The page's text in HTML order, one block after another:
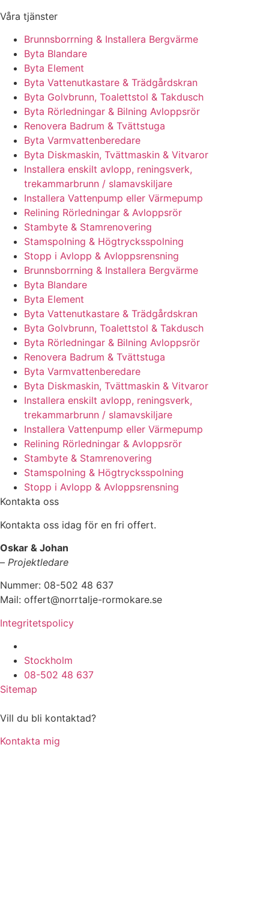
Våra tjänster
Brunnsborrning & Installera Bergvärme
Byta Blandare
Byta Element
Byta Vattenutkastare & Trädgårdskran
Byta Golvbrunn, Toalettstol & Takdusch
Byta Rörledningar & Bilning Avloppsrör
Renovera Badrum & Tvättstuga
Byta Varmvattenberedare
Byta Diskmaskin, Tvättmaskin & Vitvaror
Installera enskilt avlopp, reningsverk,
trekammarbrunn / slamavskiljare
Installera Vattenpump eller Värmepump
Relining Rörledningar & Avloppsrör
Stambyte & Stamrenovering
Stamspolning & Högtrycksspolning
Stopp i Avlopp & Avloppsrensning
Brunnsborrning & Installera Bergvärme
Byta Blandare
Byta Element
Byta Vattenutkastare & Trädgårdskran
Byta Golvbrunn, Toalettstol & Takdusch
Byta Rörledningar & Bilning Avloppsrör
Renovera Badrum & Tvättstuga
Byta Varmvattenberedare
Byta Diskmaskin, Tvättmaskin & Vitvaror
Installera enskilt avlopp, reningsverk,
trekammarbrunn / slamavskiljare
Installera Vattenpump eller Värmepump
Relining Rörledningar & Avloppsrör
Stambyte & Stamrenovering
Stamspolning & Högtrycksspolning
Stopp i Avlopp & Avloppsrensning
Kontakta oss
Kontakta oss idag för en fri offert.
Oskar & Johan
– Projektledare
Nummer: 08-502 48 637
Mail: offert@norrtalje-rormokare.se
Integritetspolicy
Stockholm
08-502 48 637
Sitemap
Vill du bli kontaktad?
Kontakta mig